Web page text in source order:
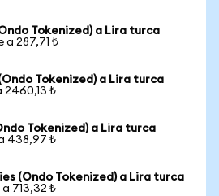
Tokenized) a Lira turca
a 287,71 ₺
Tokenized) a Lira turca
2460,13 ₺
Tokenized) a Lira turca
438,97 ₺
(Ondo Tokenized) a Lira turca
713,32 ₺